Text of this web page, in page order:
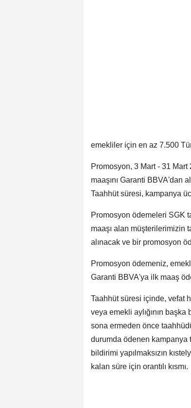
emekliler için en az 7.500
Promosyon, 3 Mart - 31
maaşını Garanti BBVA'dan
Taahhüt süresi, kampanya
Promosyon ödemeleri SGK
maaşı alan müşterilerimizin
alınacak ve bir promosyon
Promosyon ödemeniz,
Garanti BBVA'ya ilk maaş
Taahhüt süresi içinde, vefat
veya emekli aylığının
sona ermeden önce
durumda ödenen kampanya
bildirimi yapılmaksızın
kalan süre için orantılı kısmı.